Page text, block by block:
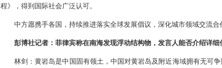
程》，得到国际社会广泛认可。
中方愿携手各国，持续推进落实全球发展倡议，深化城市领域交流合
彭博社记者：菲律宾称在南海发现浮动结构物，发言人能否介绍详细
林剑：黄岩岛是中国固有领土，中国对黄岩岛及附近海域拥有无可